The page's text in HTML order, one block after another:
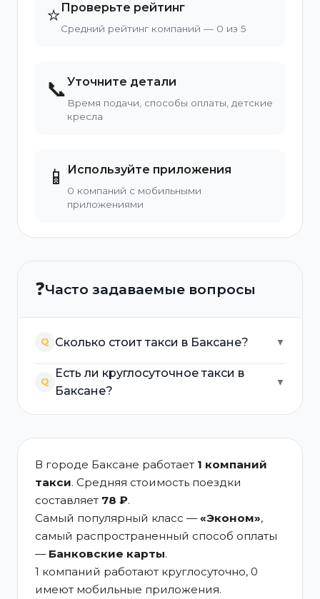
⭐Проверьте рейтинг
Средний рейтинг компаний — 0 из 5
📞Уточните детали
Время подачи, способы оплаты, детские
кресла
📱 Используйте приложения
0 компаний с мобильными
приложениями
❓Часто задаваемые вопросы
Q Сколько стоит такси в Баксане? ▼
Q
Есть ли круглосуточное такси в
Баксане?
▼
В городе Баксане работает 1 компаний
такси. Средняя стоимость поездки
составляет 78 ₽.
Самый популярный класс —«Эконом»,
самый распространенный способ оплаты
— Банковские карты.
1 компаний работают круглосуточно, 0
имеют мобильные приложения.